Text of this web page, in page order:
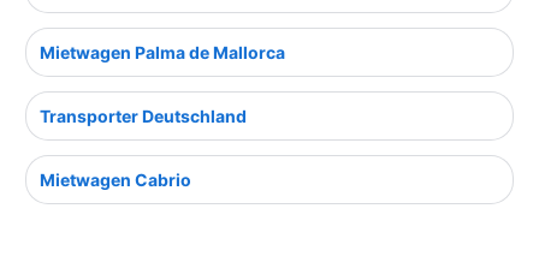
Mietwagen Palma de Mallorca
Transporter Deutschland
Mietwagen Cabrio